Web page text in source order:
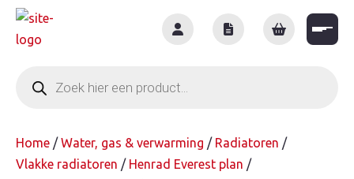
Skip
zoeken
Home /Water, gas & verwarming / Radiatoren /
Vlakke radiatoren / Henrad Everest plan /